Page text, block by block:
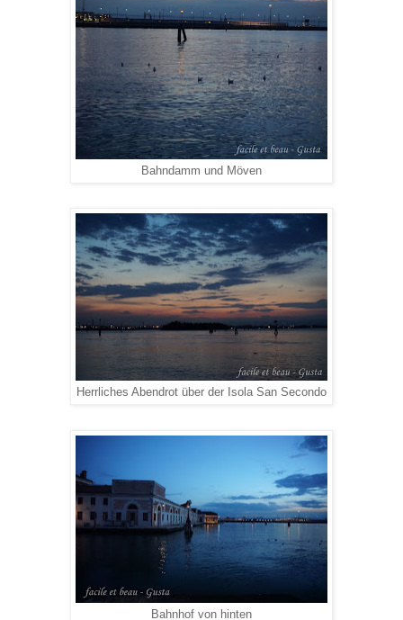
Bahndamm und Möven
Herrliches Abendrot über der Isola San Secondo
Bahnhof von hinten